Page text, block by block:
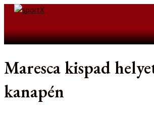
Skip
Maresca kispad
kanapén